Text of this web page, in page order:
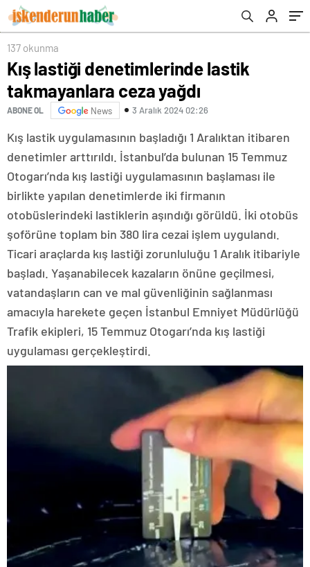
137 okunma
Kış lastiği denetimlerinde lastik
takmayanlara ceza yağdı
ABONE OL News 3 Aralık 2024 02:26
Kış lastik uygulamasının başladığı 1 Aralıktan itibaren
denetimler arttırıldı. İstanbul’da bulunan 15 Temmuz
Otogarı’nda kış lastiği uygulamasının başlaması ile
birlikte yapılan denetimlerde iki firmanın
otobüslerindeki lastiklerin aşındığı görüldü. İki otobüs
şoförüne toplam bin 380 lira cezai işlem uygulandı.
Ticari araçlarda kış lastiği zorunluluğu 1 Aralık itibariyle
başladı. Yaşanabilecek kazaların önüne geçilmesi,
vatandaşların can ve mal güvenliğinin sağlanması
amacıyla harekete geçen İstanbul Emniyet Müdürlüğü
Trafik ekipleri, 15 Temmuz Otogarı’nda kış lastiği
uygulaması gerçekleştirdi.